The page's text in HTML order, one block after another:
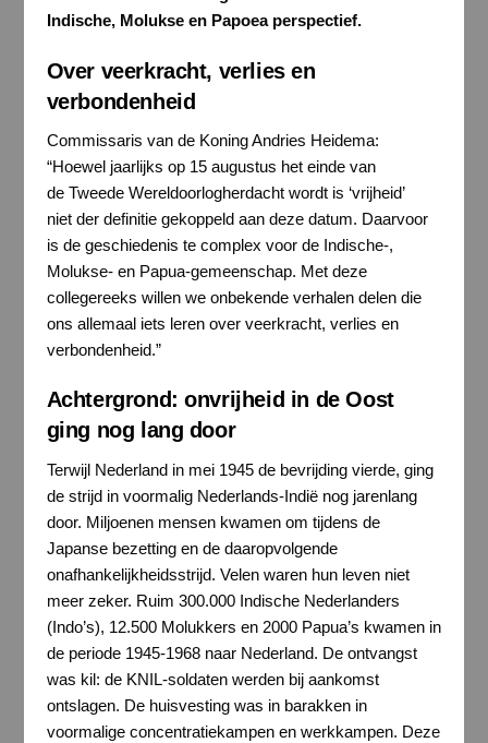
Indische, Molukse en Papoea perspectief.
Over veerkracht, verlies en
verbondenheid
Commissaris van de Koning Andries Heidema:
“Hoewel jaarlijks op 15 augustus het einde van
de Tweede Wereldoorlogherdacht wordt is ‘vrijheid’
niet der definitie gekoppeld aan deze datum. Daarvoor
is de geschiedenis te complex voor de Indische-,
Molukse- en Papua-gemeenschap. Met deze
collegereeks willen we onbekende verhalen delen die
ons allemaal iets leren over veerkracht, verlies en
verbondenheid.”
Achtergrond: onvrijheid in de Oost
ging nog lang door
Terwijl Nederland in mei 1945 de bevrijding vierde, ging
de strijd in voormalig Nederlands-Indië nog jarenlang
door. Miljoenen mensen kwamen om tijdens de
Japanse bezetting en de daaropvolgende
onafhankelijkheidsstrijd. Velen waren hun leven niet
meer zeker. Ruim 300.000 Indische Nederlanders
(Indo’s), 12.500 Molukkers en 2000 Papua’s kwamen in
de periode 1945-1968 naar Nederland. De ontvangst
was kil: de KNIL-soldaten werden bij aankomst
ontslagen. De huisvesting was in barakken in
voormalige concentratiekampen en werkkampen. Deze